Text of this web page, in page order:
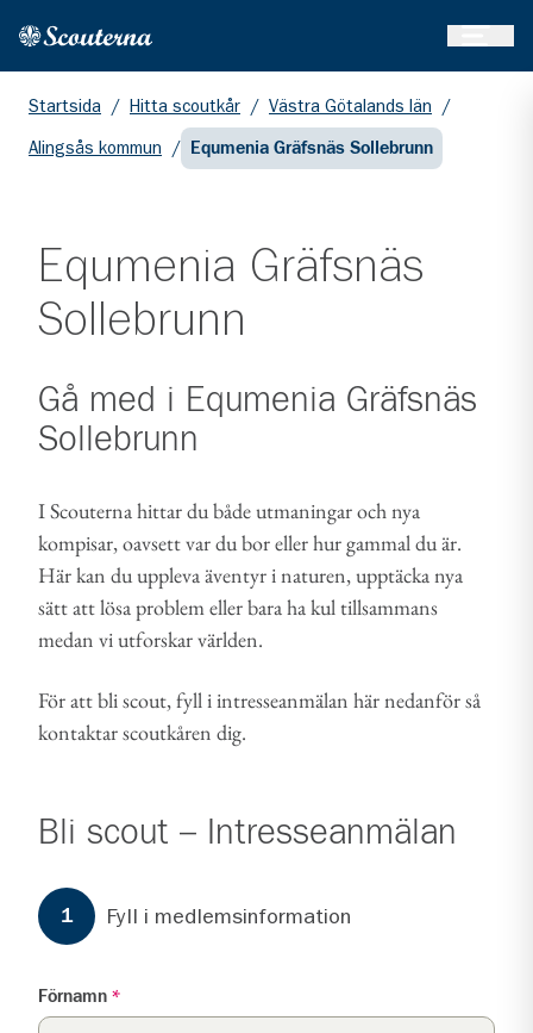
Hem
Startsida / Hitta scoutkår / Västra Götalands län /
Alingsås kommun / Equmenia Gräfsnäs Sollebrunn
Equmenia Gräfsnäs
Sollebrunn
Gå med i Equmenia Gräfsnäs
Sollebrunn
I Scouterna hittar du både utmaningar och nya
kompisar, oavsett var du bor eller hur gammal du är.
Här kan du uppleva äventyr i naturen, upptäcka nya
sätt att lösa problem eller bara ha kul tillsammans
medan vi utforskar världen.
För att bli scout, fyll i intresseanmälan här nedanför så
kontaktar scoutkåren dig.
Bli scout – Intresseanmälan
Formuläret har steg.
1 Steg1
Fyll i medlemsinformation
Förnamn *